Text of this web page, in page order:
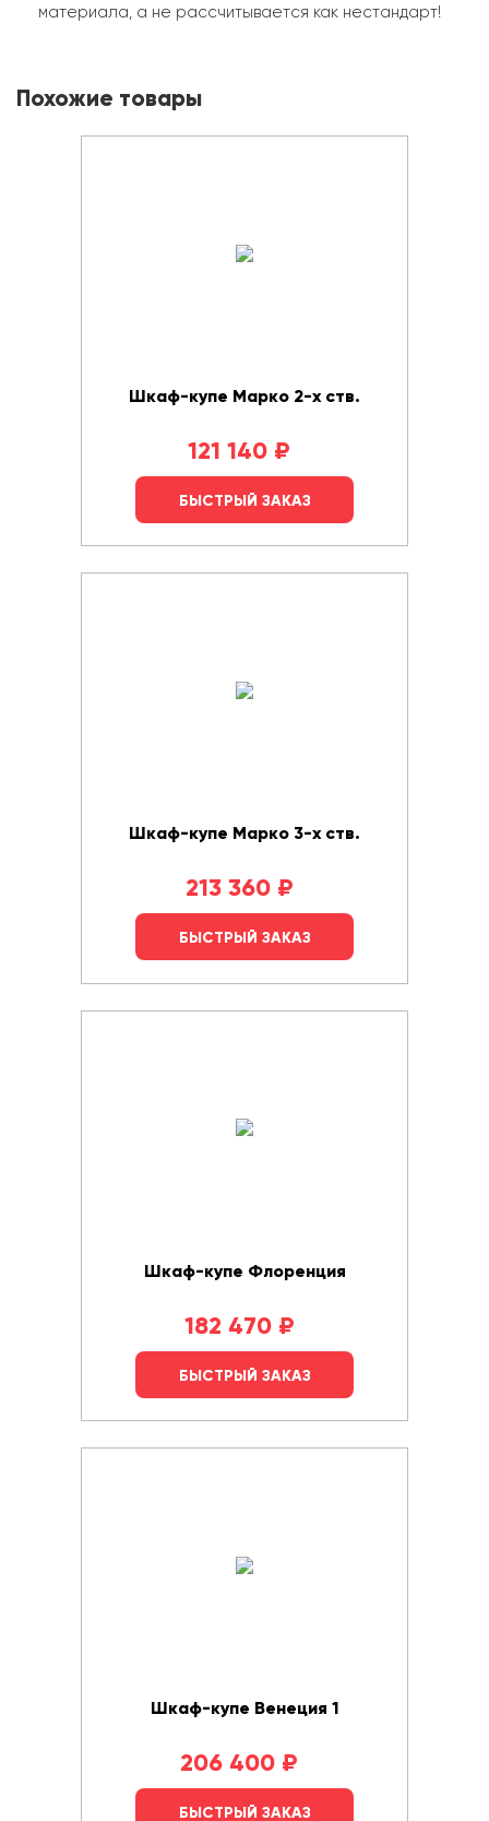
материала, а не рассчитывается как нестандарт!
Похожие товары
Шкаф-купе Марко 2-х ств.
121 140 ₽
БЫСТРЫЙ ЗАКАЗ
Шкаф-купе Марко 3-х ств.
213 360 ₽
БЫСТРЫЙ ЗАКАЗ
Шкаф-купе Флоренция
182 470 ₽
БЫСТРЫЙ ЗАКАЗ
Шкаф-купе Венеция 1
206 400 ₽
БЫСТРЫЙ ЗАКАЗ